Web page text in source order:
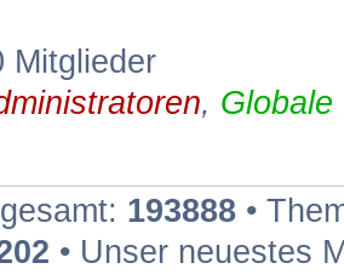
Mitglieder
, Globale
193888 •
• Unser neuestes